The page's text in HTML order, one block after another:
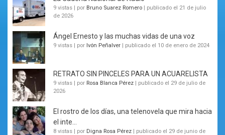
9 vistas | por Bruno Suarez Romero | publicado el 21 de julio
de 2026
Ángel Ernesto y las muchas vidas de una voz
9 vistas | por Ivón Peñalver | publicado el 10 de enero de 2024
RETRATO SIN PINCELES PARA UN ACUARELISTA
9 vistas | por Rosa Blanca Pérez | publicado el 29 de julio de
2026
El rostro de los días, una telenovela que mira hacia
el inte...
8 vistas | por Digna Rosa Pérez | publicado el 29 de junio de